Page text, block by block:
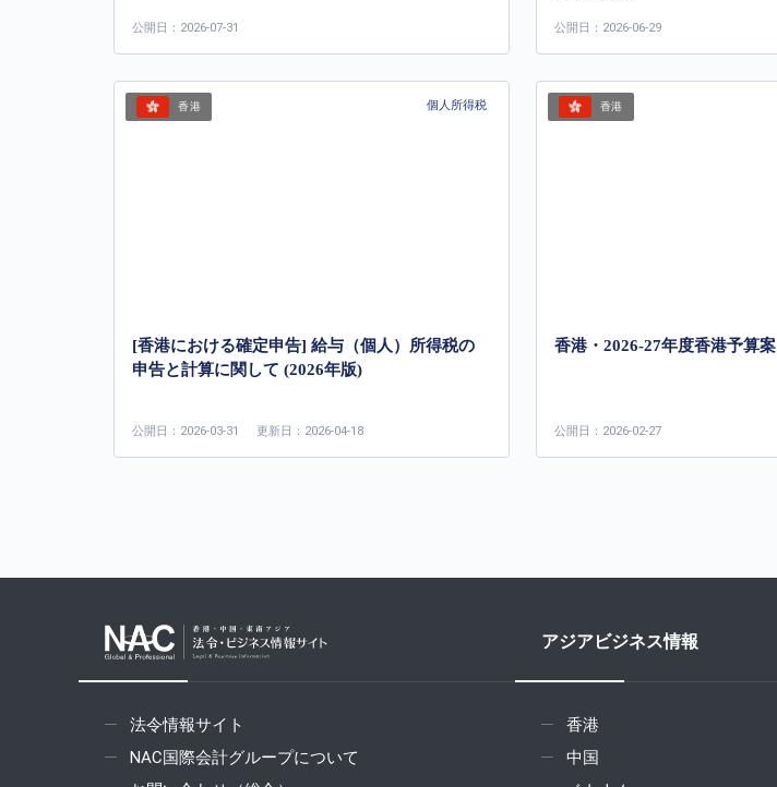
公開日：2026-07-31 公開日：2026-06-29
香港 個人所得税
[香港における確定申告] 給与（個人）所得税の
申告と計算に関して (2026年版)
公開日：2026-03-31 更新日：2026-04-18
香港
香港・2026-27年度香港予算案
公開日：2026-02-27
法令情報サイト
NAC国際会計グループについて
アジアビジネス情報
香港
中国